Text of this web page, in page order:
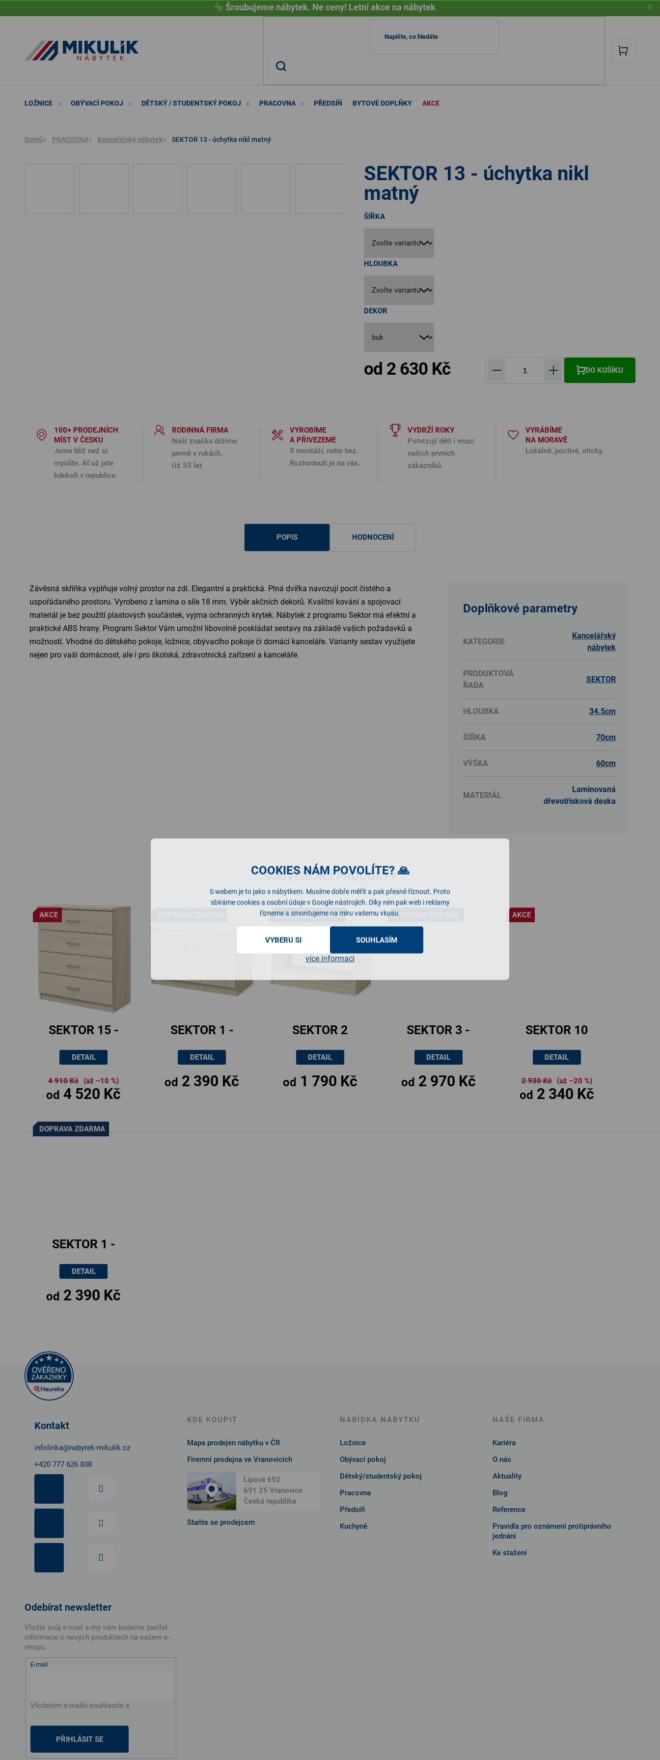
COOKIES NÁM POVOLÍTE? 🙏
S webem je to jako s nábytkem. Musíme dobře měřit a pak přesně říznout. Proto
sbíráme cookies a osobní údaje v Google nástrojích. Díky nim pak web i reklamy
řízneme a smontujeme na míru vašemu vkusu.
VYBERU SI SOUHLASÍM
více informací
na
🔩 Šroubujeme nábytek. Ne ceny! Letní akce na nábytek
LOŽNICE OBÝVACÍ POKOJ DĚTSKÝ / STUDENTSKÝ POKOJ PRACOVNA PŘEDSÍŇ BYTOVÉ DOPLŇKY AKCE
Domů PRACOVNA Kancelářský nábytek SEKTOR 13 - úchytka nikl matný
SEKTOR 13 - úchytka nikl
matný
ŠÍŘKA
HLOUBKA
DEKOR
od 2 630 Kč DO KOŠÍKU
100+ PRODEJNÍCH
MÍST V ČESKU
Jsme blíž než si
myslíte. Ať už jste
kdekoli v republice.
RODINNÁ FIRMA
Naši značku držíme
pevně v rukách.
Už 35 let.
VYROBÍME
A PŘIVEZEME
S montáží, nebo bez.
Rozhodnutí je na vás.
VYDRŽÍ ROKY
Potvrzují děti i vnuci
našich prvních
zákazníků.
VYRÁBÍME
NA MORAVĚ
Lokálně, poctivě, eticky.
POPIS HODNOCENÍ
Závěsná skříňka vyplňuje volný prostor na zdi. Elegantní a praktická. Plná dvířka navozují pocit čistého a
uspořádaného prostoru. Vyrobeno z lamina o síle 18 mm. Výběr akčních dekorů. Kvalitní kování a spojovací
materiál je bez použití plastových součástek, vyjma ochranných krytek. Nábytek z programu Sektor má efektní a
praktické ABS hrany. Program Sektor Vám umožní libovolně poskládat sestavy na základě vašich požadavků a
možností. Vhodné do dětského pokoje, ložnice, obývacího pokoje či domácí kanceláře. Varianty sestav využijete
nejen pro vaši domácnost, ale i pro školská, zdravotnická zařízení a kanceláře.
Doplňkové parametry
KATEGORIE
Kancelářský
nábytek
PRODUKTOVÁ
ŘADA
SEKTOR
HLOUBKA 34.5cm
ŠÍŘKA 70cm
VÝŠKA 60cm
MATERIÁL
Laminovaná
dřevotřísková deska
SOUVISEJÍCÍ PRODUKTY
AKCE
SEKTOR 15 -
úchytka nikl
matný
od 4 520 Kč
4 910 Kč (až –10 %)
DETAIL
SEKTOR 1 -
úchytka nikl
matný
od 2 390 Kč
DETAIL
DOPRAVA ZDARMA
SEKTOR 2
od 1 790 Kč
DETAIL
DOPRAVA ZDARMA
SEKTOR 3 -
úchytka nikl
matný
od 2 970 Kč
DETAIL
AKCE
SEKTOR 10
od 2 340 Kč
2 930 Kč (až –20 %)
DETAIL
DOPRAVA ZDARMA
SEKTOR 1 -
úchytka nikl
broušený
od 2 390 Kč
DETAIL
Kontakt
infolinka@nabytek-mikulik.cz
+420 777 626 838
KDE KOUPIT
Mapa prodejen nábytku v ČR
Firemní prodejna ve Vranovicích
Lipová 692
691 25 Vranovice
Česká republika
Staňte se prodejcem
NABÍDKA NÁBYTKU
Ložnice
Obývací pokoj
Dětský/studentský pokoj
Pracovna
Předsíň
Kuchyně
NAŠE FIRMA
Kariéra
O nás
Aktuality
Blog
Reference
Pravidla pro oznámení protiprávního
jednání
Ke stažení
Odebírat newsletter
Vložte svůj e-mail a my vám budeme zasílat
informace o nových produktech na našem e-
shopu.
E-mail
Vložením e-mailu souhlasíte s
PŘIHLÁSIT SE